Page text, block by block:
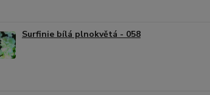
Surfinie bílá plnokvětá - 058